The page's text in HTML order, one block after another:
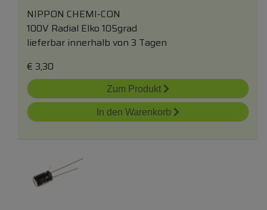
NIPPON CHEMI-CON
100V Radial Elko 105grad
lieferbar innerhalb von 3 Tagen
€ 3,30
Zum Produkt
In den Warenkorb